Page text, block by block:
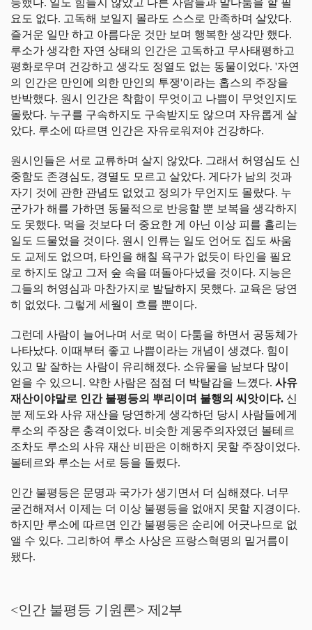
요도 없다. 고독해 보일지 몰라도 스스로 만족하며 살았다.
즐거운 일만 하고 아름다운 것만 보며 행복한 생각만 했다.
루소가 생각한 자연 상태의 인간은 고독하고 무사태평하고
평화로우며 건강하고 생각도 정열도 없는 동물이었다. '자연
의 인간은 만인에 의한 만인의 투쟁'이라는 홉스의 주장을
반박했다. 원시 인간은 착함이 무엇이고 나쁨이 무엇인지도
몰랐다. 누구를 구속하지도 구속받지도 않으며 자유롭게 살
았다. 루소에 따르면 인간은 자유로워져야 건강하다.
원시인들은 서로 교류하며 살지 않았다. 그래서 허영심도 신
중함도 존경심도, 경멸도 모르고 살았다. 게다가 남의 것과
자기 것에 관한 관념도 없었고 정의가 무언지도 몰랐다. 누
군가가 해를 가하면 동물적으로 반응할 뿐 보복을 생각하지
도 못했다. 먹을 것보다 더 중요한 게 아닌 이상 피를 흘리는
일도 드물었을 것이다. 원시 인류는 일도 언어도 집도 싸움
도 교제도 없으며, 타인을 해칠 욕구가 없듯이 타인을 필요
로 하지도 않고 그저 숲 속을 떠돌아다녔을 것이다. 지능은
그들의 허영심과 마찬가지로 발달하지 못했다. 교육은 당연
히 없었다. 그렇게 세월이 흐를 뿐이다.
그런데 사람이 늘어나며 서로 먹이 다툼을 하면서 공동체가
나타났다. 이때부터 좋고 나쁨이라는 개념이 생겼다. 힘이
있고 말 잘하는 사람이 유리해졌다. 소유물을 남보다 많이
얻을 수 있으니. 약한 사람은 점점 더 박탈감을 느꼈다. 사유
재산이야말로 인간 불평등의 뿌리이며 불행의 씨앗이다. 신
분 제도와 사유 재산을 당연하게 생각하던 당시 사람들에게
루소의 주장은 충격이었다. 비슷한 계몽주의자였던 볼테르
조차도 루소의 사유 재산 비판은 이해하지 못할 주장이었다.
볼테르와 루소는 서로 등을 돌렸다.
인간 불평등은 문명과 국가가 생기면서 더 심해졌다. 너무
굳건해져서 이제는 더 이상 불평등을 없애지 못할 지경이다.
하지만 루소에 따르면 인간 불평등은 순리에 어긋나므로 없
앨 수 있다. 그리하여 루소 사상은 프랑스혁명의 밑거름이
됐다.
<인간 불평등 기원론> 제2부